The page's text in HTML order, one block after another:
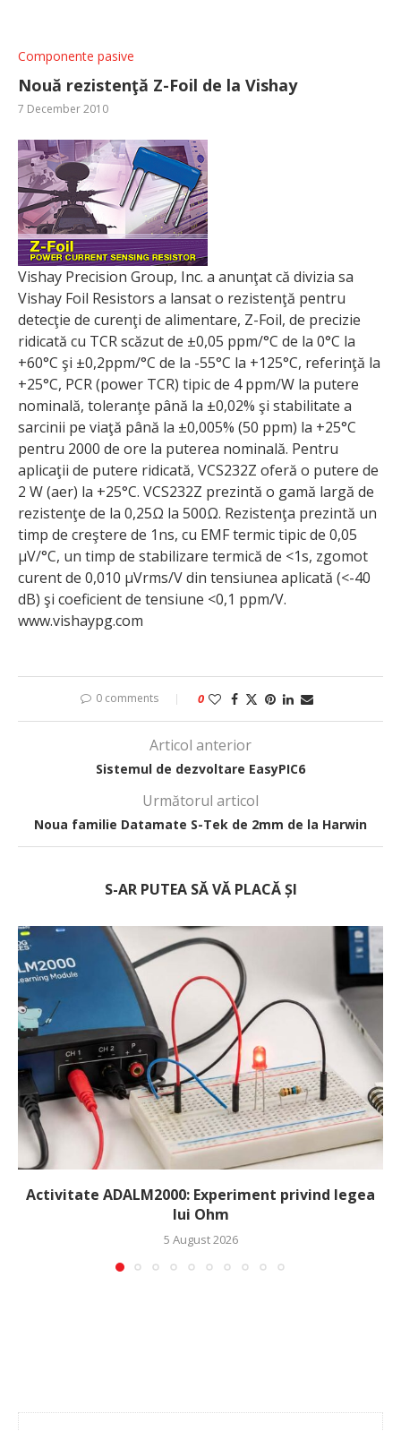
Componente pasive
Nouă rezistenţă Z-Foil de la Vishay
7 December 2010
Vishay Precision Group, Inc. a anunţat că divizia sa
Vishay Foil Resistors a lansat o rezistenţă pentru
detecţie de curenţi de alimentare, Z-Foil, de precizie
ridicată cu TCR scăzut de ±0,05 ppm/°C de la 0°C la
+60°C şi ±0,2ppm/°C de la -55°C la +125°C, referinţă la
+25°C, PCR (power TCR) tipic de 4 ppm/W la putere
nominală, toleranţe până la ±0,02% şi stabilitate a
sarcinii pe viaţă până la ±0,005% (50 ppm) la +25°C
pentru 2000 de ore la puterea no­minală. Pentru
aplicaţii de putere ridicată, VCS232Z oferă o putere de
2 W (aer) la +25°C. VCS232Z prezintă o gamă largă de
rezis­tenţe de la 0,25Ω la 500Ω. Rezis­tenţa prezintă un
timp de creştere de 1ns, cu EMF termic tipic de 0,05
μV/°C, un timp de stabilizare termică de <1s, zgomot
curent de 0,010 μVrms/V din tensiunea aplicată (<-40
dB) şi coeficient de tensiune <0,1 ppm/V.
www.vishaypg.com
0 comments 0
Articol anterior
Sistemul de dezvoltare EasyPIC6
Următorul articol
Noua familie Datamate S-Tek de 2mm de la Harwin
S-AR PUTEA SĂ VĂ PLACĂ ȘI
Activitate ADALM2000: Experiment privind legea
lui Ohm
5 August 2026